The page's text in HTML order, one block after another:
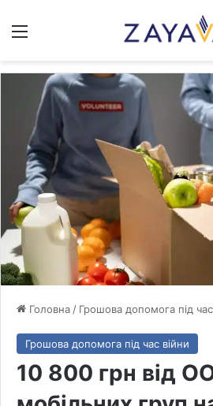
Меню
Головна / Грошова допомога під час
Грошова допомога під час війни
10 800 грн від